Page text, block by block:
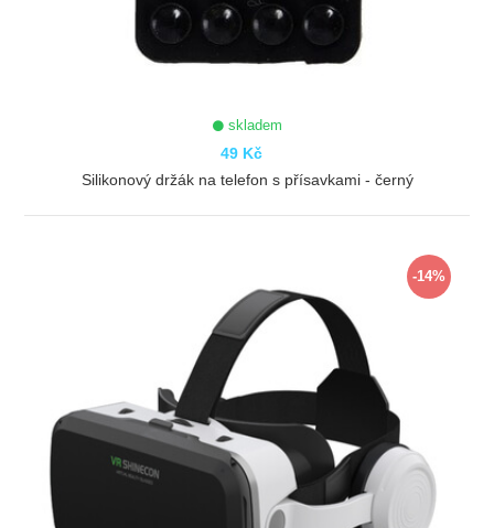
skladem
49 Kč
Silikonový držák na telefon s přísavkami - černý
-14%